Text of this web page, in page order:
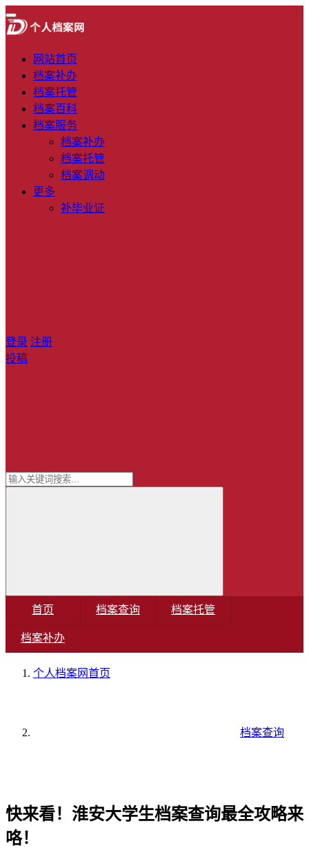
网站首页
档案补办
档案托管
档案百科
档案服务
档案补办
档案托管
档案调动
更多
补毕业证
登录 注册
投稿
首页 档案查询 档案托管
档案补办
个人档案网首页
档案查询
快来看！淮安大学生档案查询最全攻略来
咯！